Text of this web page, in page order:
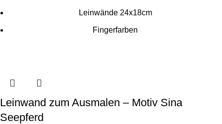
Leinwände 24x18cm
Fingerfarben
Leinwand zum Ausmalen – Motiv Sina
Seepferd